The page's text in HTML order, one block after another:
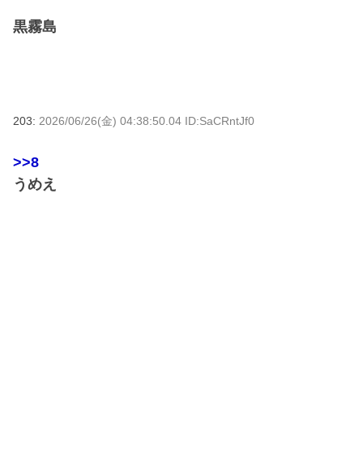
黒霧島
203: 2026/06/26(金) 04:38:50.04 ID:SaCRntJf0
>>8
うめえ